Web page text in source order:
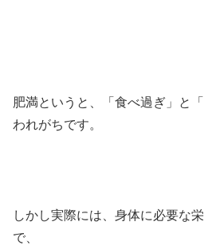
肥満というと、「食べ過ぎ」と
われがちです。
しかし実際には、身体に必要な
で、